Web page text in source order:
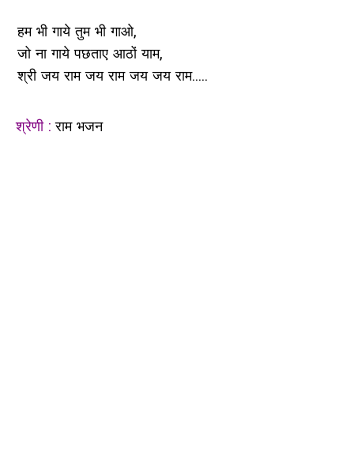
हम भी गाये तुम भी गाओ,
जो ना गाये पछताए आठों याम,
श्री जय राम जय राम जय जय राम.....
श्रेणी :राम भजन